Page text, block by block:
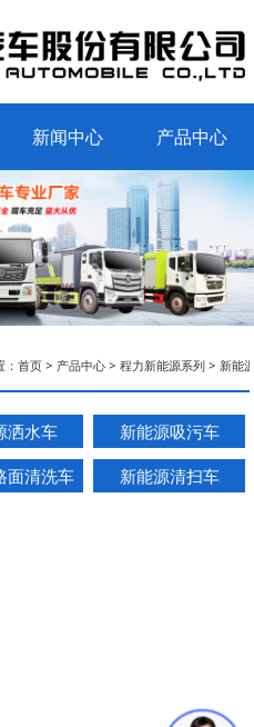
新闻中心 产品中心
首页> 产品中心> 程力新能源系列> 新能
洒水车
新能源吸污车
面清洗车 新能源清扫车